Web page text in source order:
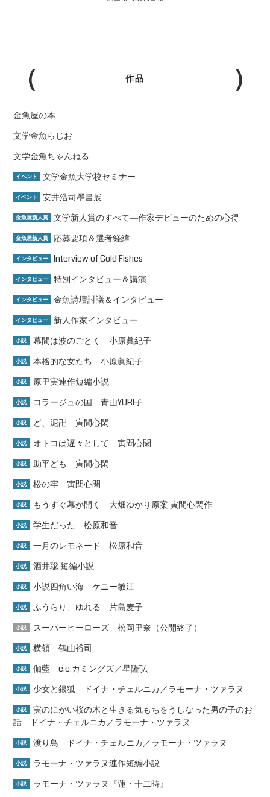
作品
金魚屋の本
文学金魚らじお
文学金魚ちゃんねる
イベント 文学金魚大学校セミナー
イベント 安井浩司墨書展
金魚屋新人賞 文学新人賞のすべて―作家デビューのための心得
金魚屋新人賞 応募要項＆選考経緯
インタビュー Interview of Gold Fishes
インタビュー 特別インタビュー＆講演
インタビュー 金魚詩壇討議＆インタビュー
インタビュー 新人作家インタビュー
小説 幕間は波のごとく 小原眞紀子
小説 本格的な女たち 小原眞紀子
小説 原里実連作短編小説
小説 コラージュの国 青山YURI子
小説 ど、泥卍 寅間心閑
小説 オトコは遅々として 寅間心閑
小説 助平ども 寅間心閑
小説 松の牢 寅間心閑
小説 もうすぐ幕が開く 大畑ゆかり原案 寅間心閑作
小説 学生だった 松原和音
小説 一月のレモネード 松原和音
小説 酒井聡 短編小説
小説 小説四角い海 ケニー敏江
小説 ふうらり、ゆれる 片島麦子
小説 スーパーヒーローズ 松岡里奈（公開終了）
小説 横領 鶴山裕司
小説 伽藍 e.e.カミングズ／星隆弘
小説 少女と銀狐 ドイナ・チェルニカ／ラモーナ・ツァラヌ
小説
実のにがい桜の木と生きる気もちをうしなった男の子のお
話 ドイナ・チェルニカ／ラモーナ・ツァラヌ
小説 渡り鳥 ドイナ・チェルニカ／ラモーナ・ツァラヌ
小説 ラモーナ・ツァラヌ連作短編小説
小説 ラモーナ・ツァラヌ『蓮・十二時』